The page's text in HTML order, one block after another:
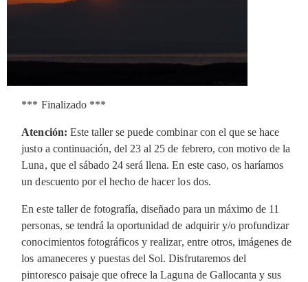
*** Finalizado ***
Atención: Este taller se puede combinar con el que se hace
justo a continuación, del 23 al 25 de febrero, con motivo de la
Luna, que el sábado 24 será llena. En este caso, os haríamos
un descuento por el hecho de hacer los dos.
En este taller de fotografía, diseñado para un máximo de 11
personas, se tendrá la oportunidad de adquirir y/o profundizar
conocimientos fotográficos y realizar, entre otros, imágenes de
los amaneceres y puestas del Sol. Disfrutaremos del
pintoresco paisaje que ofrece la Laguna de Gallocanta y sus